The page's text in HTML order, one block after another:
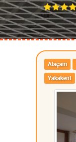
Alaçam
Yakakent